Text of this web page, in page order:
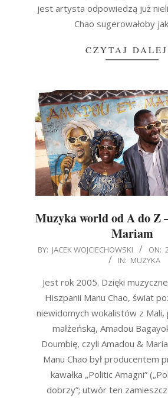
jest artysta odpowiedzą już
Chao sugerowałoby
CZYTAJ
Muzyka world od A do Z
Mariam
2014-
28
BY: JACEK WOJCIECHOWSKI ON:
IN: MUZYKA
Jest rok 2005. Dzięki
Hiszpanii Manu Chao, świat
niewidomych wokalistów z
małżeńską, Amadou
Doumbię, czyli Amadou &
Manu Chao był producentem
kawałka „Politic Amagni”
dobrzy”; utwór ten